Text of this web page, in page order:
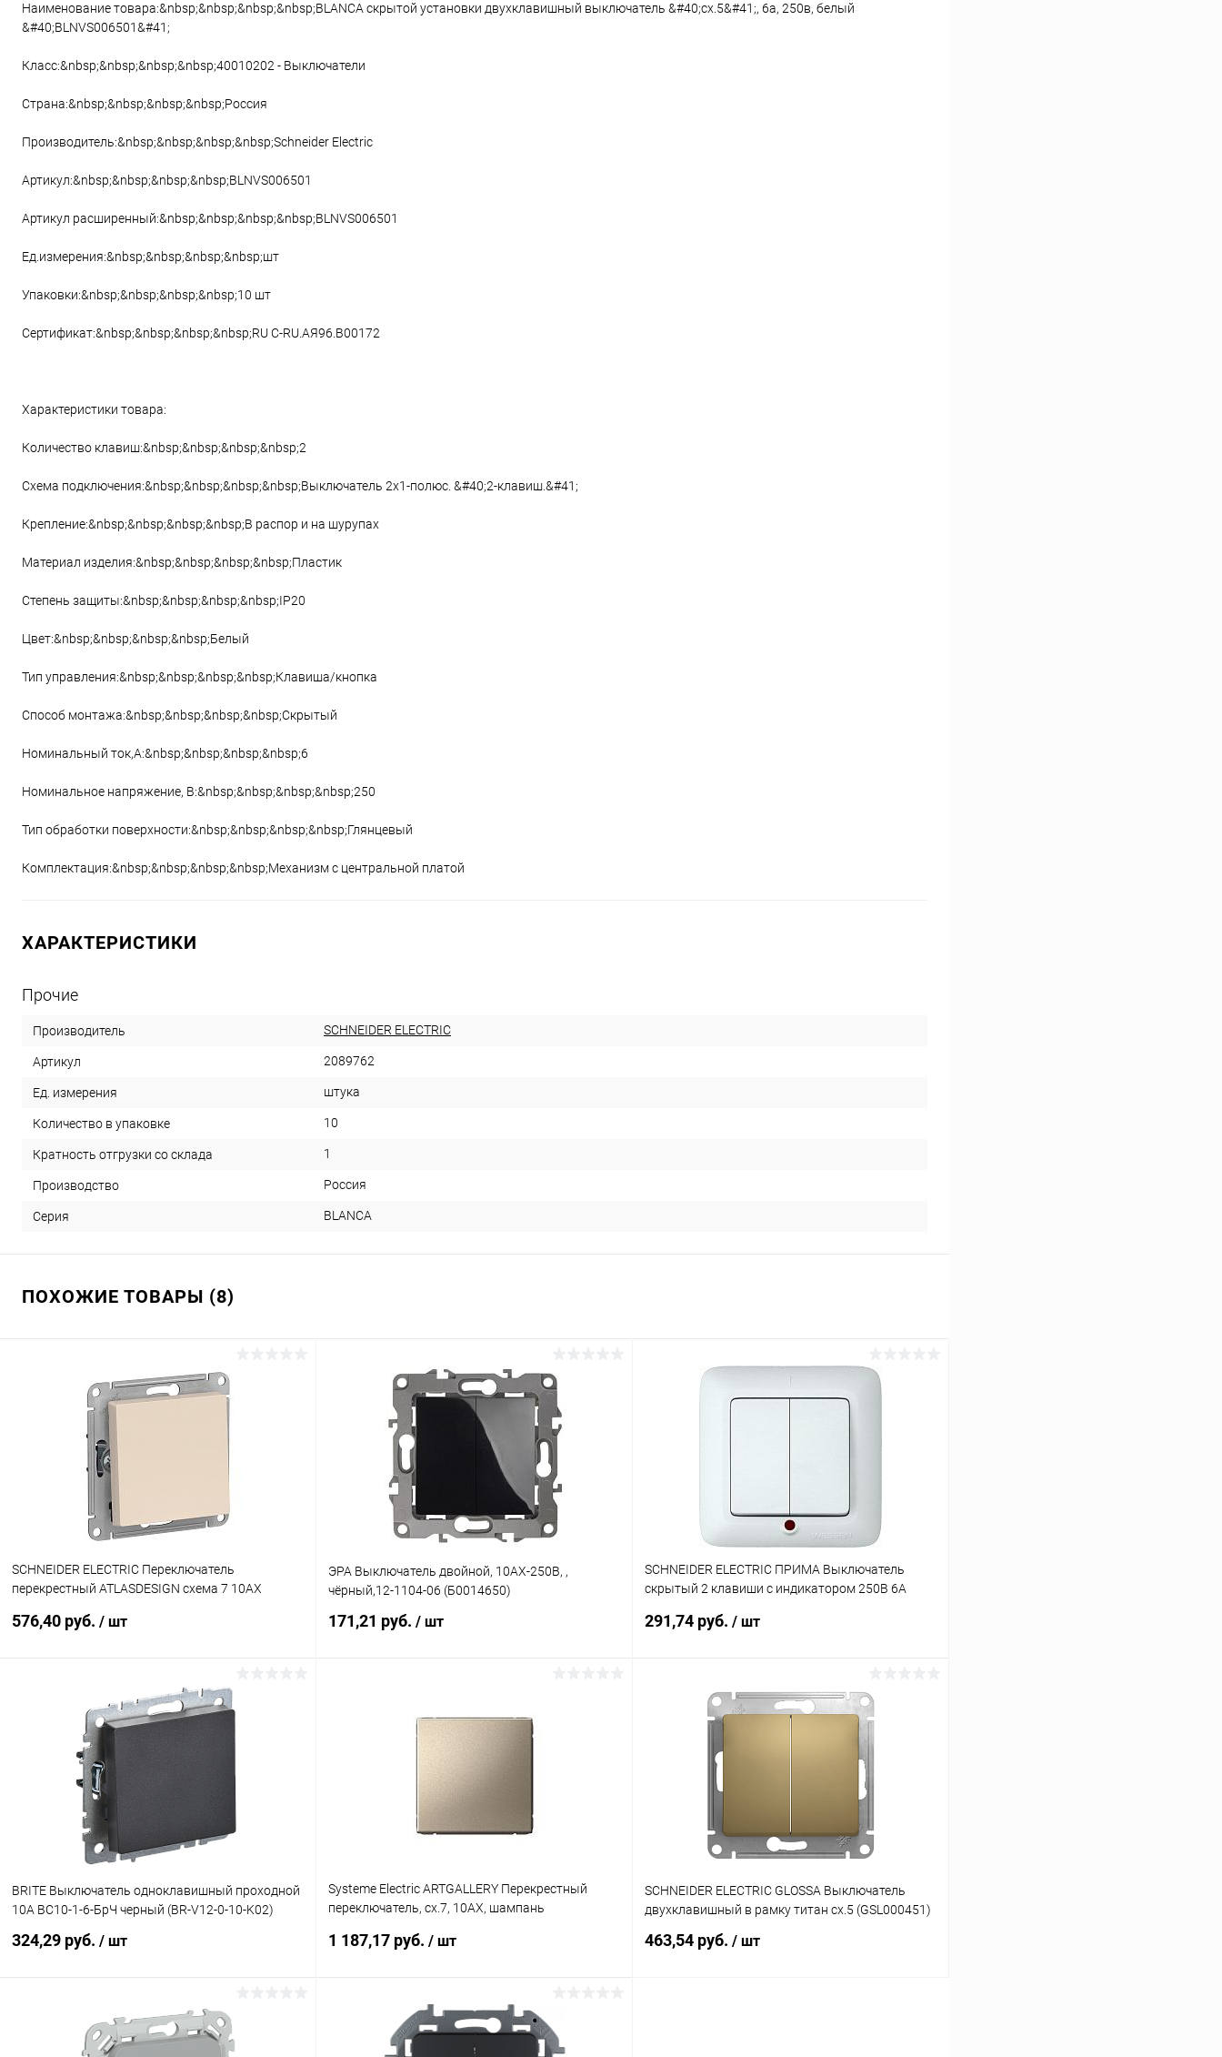
Наименование товара:&nbsp;&nbsp;&nbsp;&nbsp;BLANCA скрытой установки двухклавишный выключатель &#40;cх.5&#41;, 6а, 250в, белый
&#40;BLNVS006501&#41;
Класс:&nbsp;&nbsp;&nbsp;&nbsp;40010202 - Выключатели
Страна:&nbsp;&nbsp;&nbsp;&nbsp;Россия
Производитель:&nbsp;&nbsp;&nbsp;&nbsp;Schneider Electric
Артикул:&nbsp;&nbsp;&nbsp;&nbsp;BLNVS006501
Артикул расширенный:&nbsp;&nbsp;&nbsp;&nbsp;BLNVS006501
Ед.измерения:&nbsp;&nbsp;&nbsp;&nbsp;шт
Упаковки:&nbsp;&nbsp;&nbsp;&nbsp;10 шт
Сертификат:&nbsp;&nbsp;&nbsp;&nbsp;RU C-RU.АЯ96.B00172
Характеристики товара:
Количество клавиш:&nbsp;&nbsp;&nbsp;&nbsp;2
Схема подключения:&nbsp;&nbsp;&nbsp;&nbsp;Выключатель 2х1-полюс. &#40;2-клавиш.&#41;
Крепление:&nbsp;&nbsp;&nbsp;&nbsp;В распор и на шурупах
Материал изделия:&nbsp;&nbsp;&nbsp;&nbsp;Пластик
Степень защиты:&nbsp;&nbsp;&nbsp;&nbsp;IP20
Цвет:&nbsp;&nbsp;&nbsp;&nbsp;Белый
Тип управления:&nbsp;&nbsp;&nbsp;&nbsp;Клавиша/кнопка
Способ монтажа:&nbsp;&nbsp;&nbsp;&nbsp;Скрытый
Номинальный ток,А:&nbsp;&nbsp;&nbsp;&nbsp;6
Номинальное напряжение, В:&nbsp;&nbsp;&nbsp;&nbsp;250
Тип обработки поверхности:&nbsp;&nbsp;&nbsp;&nbsp;Глянцевый
Комплектация:&nbsp;&nbsp;&nbsp;&nbsp;Механизм с центральной платой
ХАРАКТЕРИСТИКИ
Прочие
Производитель SCHNEIDER ELECTRIC
Артикул 2089762
Ед. измерения штука
Количество в упаковке 10
Кратность отгрузки со склада 1
Производство Россия
Серия BLANCA
ПОХОЖИЕ ТОВАРЫ (8)
SCHNEIDER ELECTRIC Переключатель
перекрестный ATLASDESIGN схема 7 10АХ
576,40 руб. / шт
В корзину
Купить в 1 клик
В избранное В наличии
ЭРА Выключатель двойной, 10АХ-250В, ,
чёрный,12-1104-06 (Б0014650)
171,21 руб. / шт
SCHNEIDER ELECTRIC ПРИМА Выключатель
скрытый 2 клавиши с индикатором 250В 6А
291,74 руб. / шт
В корзину
К сравнению
В наличии
BRITE Выключатель одноклавишный проходной
10А ВС10-1-6-БрЧ черный (BR-V12-0-10-K02)
324,29 руб. / шт
В корзину
Systeme Electric ARTGALLERY Перекрестный
переключатель, сх.7, 10АХ, шампань
1 187,17 руб. / шт
В корзину
SCHNEIDER ELECTRIC GLOSSA Выключатель
двухклавишный в рамку титан сх.5 (GSL000451)
463,54 руб. / шт